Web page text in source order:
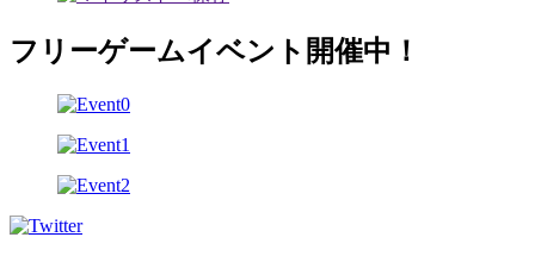
フリーゲームイベント開催中！